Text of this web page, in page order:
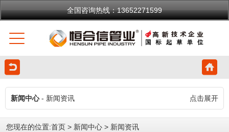
全国咨询热线：13652271599
新闻中心- 新闻资讯 点击展开
您现在的位置:首页 > 新闻中心 > 新闻资讯